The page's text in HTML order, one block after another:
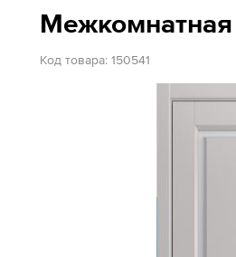
Код товара: 150541